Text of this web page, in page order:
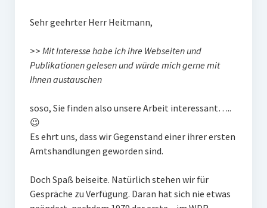
Sehr geehrter Herr Heitmann,
>> Mit Interesse habe ich ihre Webseiten und
Publikationen gelesen und würde mich gerne mit
Ihnen austauschen
soso, Sie finden also unsere Arbeit interessant…..
😉
Es ehrt uns, dass wir Gegenstand einer ihrer ersten
Amtshandlungen geworden sind.
Doch Spaß beiseite. Natürlich stehen wir für
Gespräche zu Verfügung. Daran hat sich nie etwas